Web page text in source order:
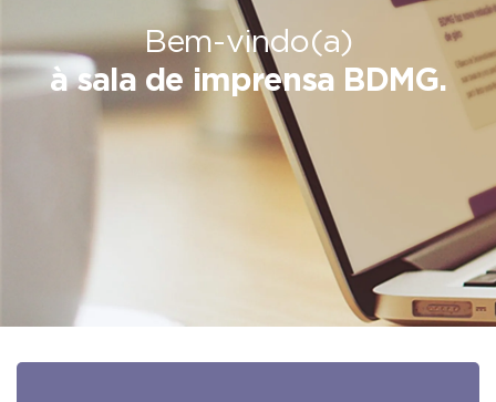
Bem-vindo(a)
à sala de imprensa BDMG.